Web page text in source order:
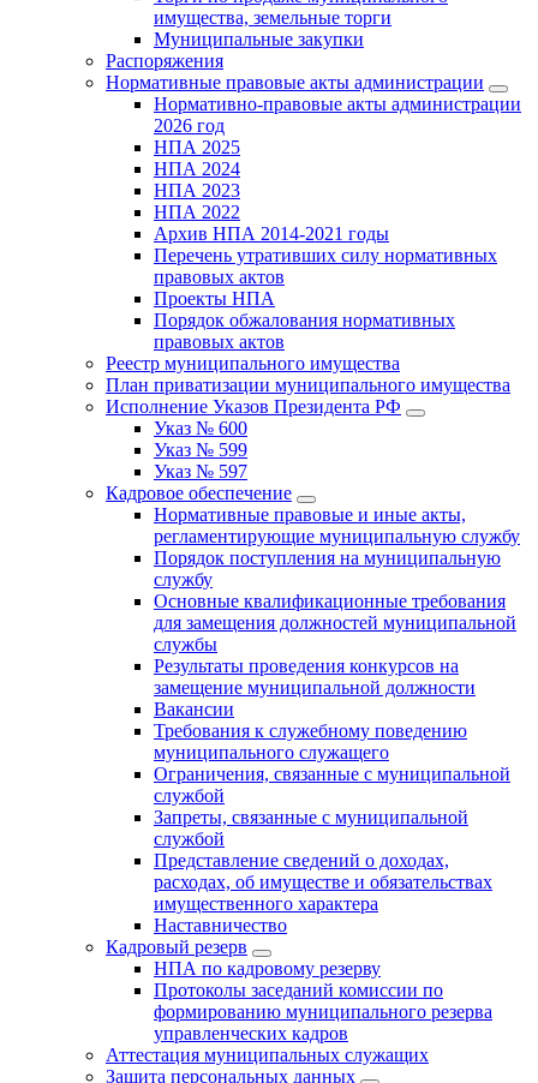
имущества, земельные торги
Муниципальные закупки
Распоряжения
Нормативные правовые акты администрации
Нормативно-правовые акты администрации
2026 год
НПА 2025
НПА 2024
НПА 2023
НПА 2022
Архив НПА 2014-2021 годы
Перечень утративших силу нормативных
правовых актов
Проекты НПА
Порядок обжалования нормативных
правовых актов
Реестр муниципального имущества
План приватизации муниципального имущества
Исполнение Указов Президента РФ
Указ № 600
Указ № 599
Указ № 597
Кадровое обеспечение
Нормативные правовые и иные акты,
регламентирующие муниципальную службу
Порядок поступления на муниципальную
службу
Основные квалификационные требования
для замещения должностей муниципальной
службы
Результаты проведения конкурсов на
замещение муниципальной должности
Вакансии
Требования к служебному поведению
муниципального служащего
Ограничения, связанные с муниципальной
службой
Запреты, связанные с муниципальной
службой
Представление сведений о доходах,
расходах, об имуществе и обязательствах
имущественного характера
Наставничество
Кадровый резерв
НПА по кадровому резерву
Протоколы заседаний комиссии по
формированию муниципального резерва
управленческих кадров
Аттестация муниципальных служащих
Защита персональных данных